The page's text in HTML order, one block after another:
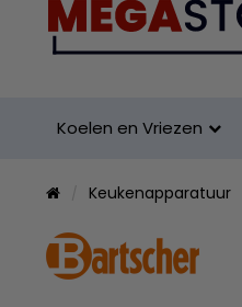
Koelen en Vriezen
Keukenapparatuur